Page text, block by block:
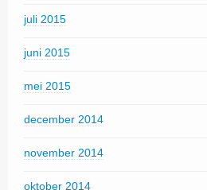
juli 2015
juni 2015
mei 2015
december 2014
november 2014
oktober 2014